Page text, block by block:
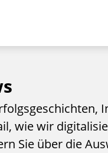
wie wir
Sie über die